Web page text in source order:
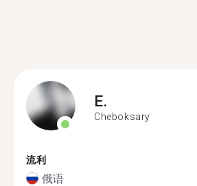
E.
Cheboksary
流利
俄语